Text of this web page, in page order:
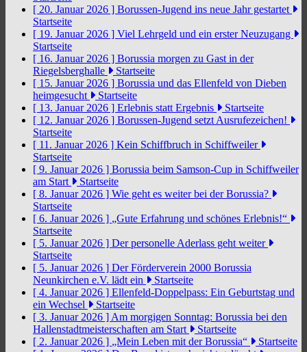
[ 20. Januar 2026 ] Borussen-Jugend ins neue Jahr gestartet
Startseite
[ 19. Januar 2026 ] Viel Lehrgeld und ein erster Neuzugang
Startseite
[ 16. Januar 2026 ] Borussia morgen zu Gast in der
Riegelsberghalle
Startseite
[ 15. Januar 2026 ] Borussia und das Ellenfeld von Dieben
heimgesucht
Startseite
[ 13. Januar 2026 ] Erlebnis statt Ergebnis
Startseite
[ 12. Januar 2026 ] Borussen-Jugend setzt Ausrufezeichen!
Startseite
[ 11. Januar 2026 ] Kein Schiffbruch in Schiffweiler
Startseite
[ 9. Januar 2026 ] Borussia beim Samson-Cup in Schiffweiler
am Start
Startseite
[ 8. Januar 2026 ] Wie geht es weiter bei der Borussia?
Startseite
[ 6. Januar 2026 ] „Gute Erfahrung und schönes Erlebnis!“
Startseite
[ 5. Januar 2026 ] Der personelle Aderlass geht weiter
Startseite
[ 5. Januar 2026 ] Der Förderverein 2000 Borussia
Neunkirchen e.V. lädt ein
Startseite
[ 4. Januar 2026 ] Ellenfeld-Doppelpass: Ein Geburtstag und
ein Wechsel
Startseite
[ 3. Januar 2026 ] Am morgigen Sonntag: Borussia bei den
Hallenstadtmeisterschaften am Start
Startseite
[ 2. Januar 2026 ] „Mein Leben mit der Borussia“
Startseite